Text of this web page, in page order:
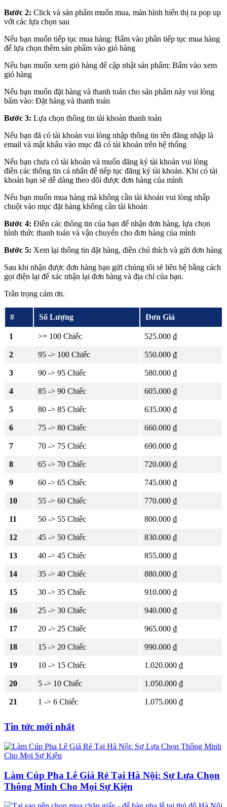
Bước 2: Click và sản phẩm muốn mua, màn hình hiển thị ra pop up
với các lựa chọn sau
Nếu bạn muốn tiếp tục mua hàng: Bấm vào phần tiếp tục mua hàng
để lựa chọn thêm sản phẩm vào giỏ hàng
Nếu bạn muốn xem giỏ hàng để cập nhật sản phẩm: Bấm vào xem
giỏ hàng
Nếu bạn muốn đặt hàng và thanh toán cho sản phẩm này vui lòng
bấm vào: Đặt hàng và thanh toán
Bước 3: Lựa chọn thông tin tài khoản thanh toán
Nếu bạn đã có tài khoản vui lòng nhập thông tin tên đăng nhập là
email và mật khẩu vào mục đã có tài khoản trên hệ thống
Nếu bạn chưa có tài khoản và muốn đăng ký tài khoản vui lòng
điền các thông tin cá nhân để tiếp tục đăng ký tài khoản. Khi có tài
khoản bạn sẽ dễ dàng theo dõi được đơn hàng của mình
Nếu bạn muốn mua hàng mà không cần tài khoản vui lòng nhấp
chuột vào mục đặt hàng không cần tài khoản
Bước 4: Điền các thông tin của bạn để nhận đơn hàng, lựa chọn
hình thức thanh toán và vận chuyển cho đơn hàng của mình
Bước 5: Xem lại thông tin đặt hàng, điền chú thích và gửi đơn hàng
Sau khi nhận được đơn hàng bạn gửi chúng tôi sẽ liên hệ bằng cách
gọi điện lại để xác nhận lại đơn hàng và địa chỉ của bạn.
Trân trọng cảm ơn.
# Số Lượng Đơn Giá
1 >= 100 Chiếc 525.000 ₫
2 95 -> 100 Chiếc 550.000 ₫
3 90 -> 95 Chiếc 580.000 ₫
4 85 -> 90 Chiếc 605.000 ₫
5 80 -> 85 Chiếc 635.000 ₫
6 75 -> 80 Chiếc 660.000 ₫
7 70 -> 75 Chiếc 690.000 ₫
8 65 -> 70 Chiếc 720.000 ₫
9 60 -> 65 Chiếc 745.000 ₫
10 55 -> 60 Chiếc 770.000 ₫
11 50 -> 55 Chiếc 800.000 ₫
12 45 -> 50 Chiếc 830.000 ₫
13 40 -> 45 Chiếc 855.000 ₫
14 35 -> 40 Chiếc 880.000 ₫
15 30 -> 35 Chiếc 910.000 ₫
16 25 -> 30 Chiếc 940.000 ₫
17 20 -> 25 Chiếc 965.000 ₫
18 15 -> 20 Chiếc 990.000 ₫
19 10 -> 15 Chiếc 1.020.000 ₫
20 5 -> 10 Chiếc 1.050.000 ₫
21 1 -> 6 Chiếc 1.075.000 ₫
Tin tức mới nhất
Làm Cúp Pha Lê Giá Rẻ Tại Hà Nội: Sự Lựa Chọn
Thông Minh Cho Mọi Sự Kiện